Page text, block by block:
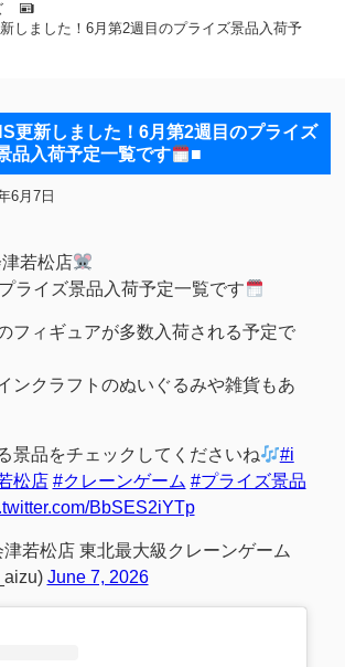
しました！6月第2週目のプライズ景品入荷予
更新しました！6月第2週目のプライズ
品入荷予定一覧です
■
6月7日
若松店
ライズ景品入荷予定一覧です
フィギュアが多数入荷される予定で
ンクラフトのぬいぐるみや雑貨もあ
景品をチェックしてくださいね
#i
松店 #クレーンゲーム #プライズ景品
BbSES2iYTp
若松店 東北最大級クレーンゲーム
June 7, 2026